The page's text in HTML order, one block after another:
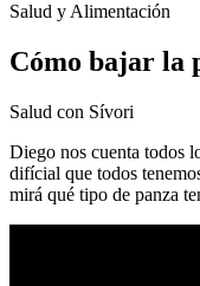
Salud y Alimentación
Cómo bajar la
Salud con Sívori
Diego nos cuenta todos
difícial que todos
mirá qué tipo de panza